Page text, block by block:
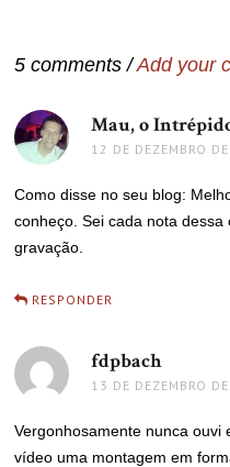
5 comments /Add your
Mau, o
12 DE DEZEMBRO
Como disse no seu blog:
conheço. Sei cada nota
gravação.
RESPONDER
fdpbachdisse:
13 DE DEZEMBRO
Vergonhosamente nunca ouvi
vídeo uma montagem em